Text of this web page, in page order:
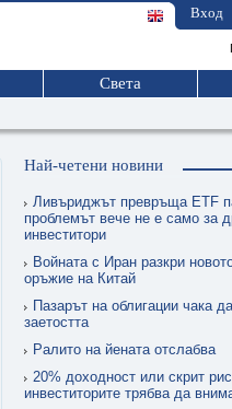
Вход
Света
Най-четени новини
Ливъриджът превръща ETF
проблемът вече не е само за
инвеститори
Войната с Иран разкри
оръжие на Китай
Пазарът на облигации чака
заетостта
Ралито на йената отслабва
20% доходност или скрит
инвеститорите трябва да